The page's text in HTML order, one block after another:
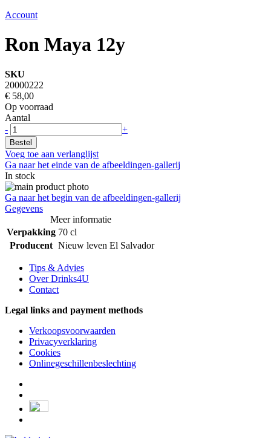
Account
Ron Maya 12y
SKU
20000222
€ 58,00
Op voorraad
Aantal
-
+
Bestel
Voeg toe aan verlanglijst
Ga naar het einde van de afbeeldingen-gallerij
In stock
Ga naar het begin van de afbeeldingen-gallerij
Gegevens
Meer informatie
Verpakking 70 cl
Producent Nieuw leven El Salvador
Tips & Advies
Over Drinks4U
Contact
Legal links and payment methods
Verkoopsvoorwaarden
Privacyverklaring
Cookies
Onlinegeschillenbeslechting